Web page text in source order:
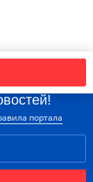
портала